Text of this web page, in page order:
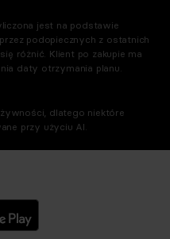
jest na podstawie
podopiecznych z ostatnich
różnić. Klient po zakupie ma
daty otrzymania planu.
dlatego niektóre
przy użyciu AI.